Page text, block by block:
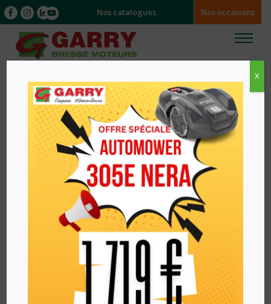
Nos catalogues Nos occasions
/ PANTALON ANTI-COUPURE 1SPV
X